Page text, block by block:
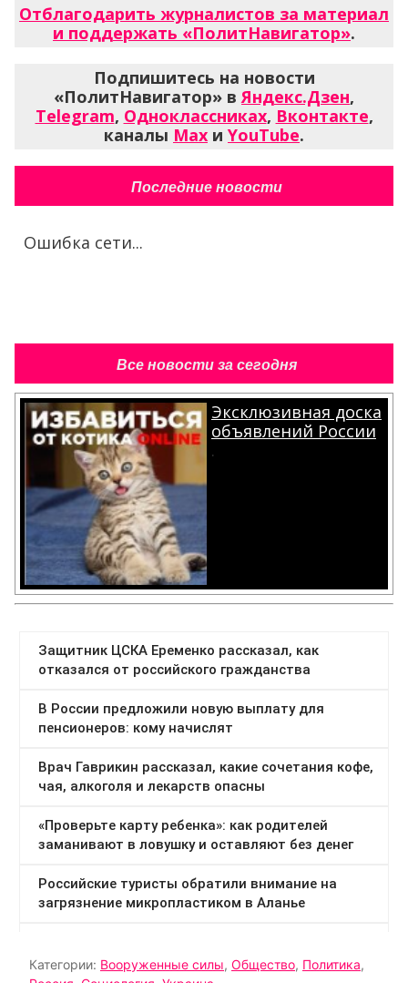
Отблагодарить журналистов за материал
и поддержать «ПолитНавигатор».
Подпишитесь на новости
«ПолитНавигатор» вЯндекс.Дзен,
Telegram, Одноклассниках, Вконтакте,
каналы Max и YouTube.
Последние новости
Ошибка сети...
Все новости за сегодня
Эксклюзивная доска
объявлений России
.
Категории: Вооруженные силы, Общество, Политика,